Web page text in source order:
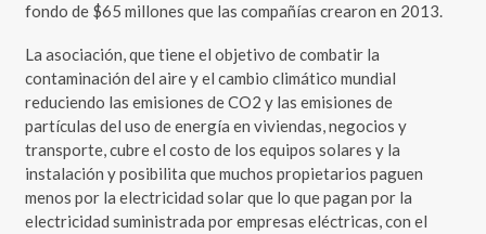
fondo de $65 millones que las compañías crearon en 2013.
La asociación, que tiene el objetivo de combatir la
contaminación del aire y el cambio climático mundial
reduciendo las emisiones de CO2 y las emisiones de
partículas del uso de energía en viviendas, negocios y
transporte, cubre el costo de los equipos solares y la
instalación y posibilita que muchos propietarios paguen
menos por la electricidad solar que lo que pagan por la
electricidad suministrada por empresas eléctricas, con el